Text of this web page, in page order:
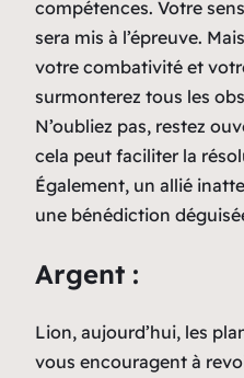
compétences. Votre
sera mis à l’épreuve.
votre combativité et
surmonterez tous les
N’oubliez pas, restez
cela peut faciliter la
Également, un allié
une bénédiction
Argent :
Lion, aujourd’hui, les
vous encouragent à